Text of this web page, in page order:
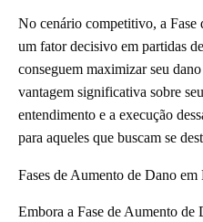
No cenário competitivo, a Fase
um fator decisivo em partidas
conseguem maximizar seu
vantagem significativa sobre
entendimento e a execução
para aqueles que buscam se
Fases de Aumento de Dano
Embora a Fase de Aumento de